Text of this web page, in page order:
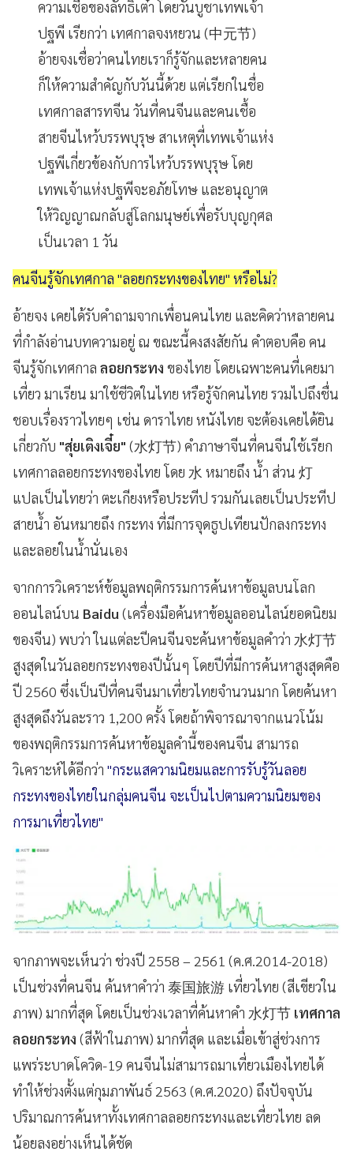
ความเชื่อของลัทธิเต๋า โดยวันบูชาเทพเจ้า
ปฐพี เรียกว่า เทศกาลจงหยวน (中元节)
อ้ายจงเชื่อว่าคนไทยเราก็รู้จักและหลายคน
ก็ให้ความสำคัญกับวันนี้ด้วย แต่เรียกในชื่อ
เทศกาลสารทจีน วันที่คนจีนและคนเชื้อ
สายจีนไหว้บรรพบุรุษ สาเหตุที่เทพเจ้าแห่ง
ปฐพีเกี่ยวข้องกับการไหว้บรรพบุรุษ โดย
เทพเจ้าแห่งปฐพีจะอภัยโทษ และอนุญาต
ให้วิญญาณกลับสู่โลกมนุษย์เพื่อรับบุญกุศล
เป็นเวลา 1 วัน
คนจีนรู้จักเทศกาล "ลอยกระทงของไทย" หรือไม่?
อ้ายจง เคยได้รับคำถามจากเพื่อนคนไทย และคิดว่าหลายคน
ที่กำลังอ่านบทความอยู่ ณ ขณะนี้คงสงสัยกัน คำตอบคือ คน
จีนรู้จักเทศกาล ลอยกระทง ของไทย โดยเฉพาะคนที่เคยมา
เที่ยว มาเรียน มาใช้ชีวิตในไทย หรือรู้จักคนไทย รวมไปถึงชื่น
ชอบเรื่องราวไทยๆ เช่น ดาราไทย หนังไทย จะต้องเคยได้ยิน
เกี่ยวกับ "สุ่ยเติงเจี๋ย" (水灯节) คำภาษาจีนที่คนจีนใช้เรียก
เทศกาลลอยกระทงของไทย โดย 水 หมายถึง น้ำ ส่วน 灯
แปลเป็นไทยว่า ตะเกียงหรือประทีป รวมกันเลยเป็นประทีป
สายน้ำ อันหมายถึง กระทง ที่มีการจุดธูปเทียนปักลงกระทง
และลอยในน้ำนั่นเอง
จากการวิเคราะห์ข้อมูลพฤติกรรมการค้นหาข้อมูลบนโลก
ออนไลน์บน Baidu (เครื่องมือค้นหาข้อมูลออนไลน์ยอดนิยม
ของจีน) พบว่า ในแต่ละปีคนจีนจะค้นหาข้อมูลคำว่า 水灯节
สูงสุดในวันลอยกระทงของปีนั้นๆ โดยปีที่มีการค้นหาสูงสุดคือ
ปี 2560 ซึ่งเป็นปีที่คนจีนมาเที่ยวไทยจำนวนมาก โดยค้นหา
สูงสุดถึงวันละราว 1,200 ครั้ง โดยถ้าพิจารณาจากแนวโน้ม
ของพฤติกรรมการค้นหาข้อมูลคำนี้ของคนจีน สามารถ
วิเคราะห์ได้อีกว่า "กระแสความนิยมและการรับรู้วันลอย
กระทงของไทยในกลุ่มคนจีน จะเป็นไปตามความนิยมของ
การมาเที่ยวไทย"
จากภาพจะเห็นว่า ช่วงปี 2558 – 2561 (ค.ศ.2014-2018)
เป็นช่วงที่คนจีน ค้นหาคำว่า 泰国旅游 เที่ยวไทย (สีเขียวใน
ภาพ) มากที่สุด โดยเป็นช่วงเวลาที่ค้นหาคำ 水灯节 เทศกาล
ลอยกระทง (สีฟ้าในภาพ) มากที่สุด และเมื่อเข้าสู่ช่วงการ
แพร่ระบาดโควิด-19 คนจีนไม่สามารถมาเที่ยวเมืองไทยได้
ทำให้ช่วงตั้งแต่กุมภาพันธ์ 2563 (ค.ศ.2020) ถึงปัจจุบัน
ปริมาณการค้นหาทั้งเทศกาลลอยกระทงและเที่ยวไทย ลด
น้อยลงอย่างเห็นได้ชัด